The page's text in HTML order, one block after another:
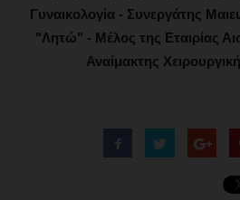
Γυναικολογία - Συνεργάτης
"Λητώ" - Μέλος της Εταιρίας
Αναίμακτης